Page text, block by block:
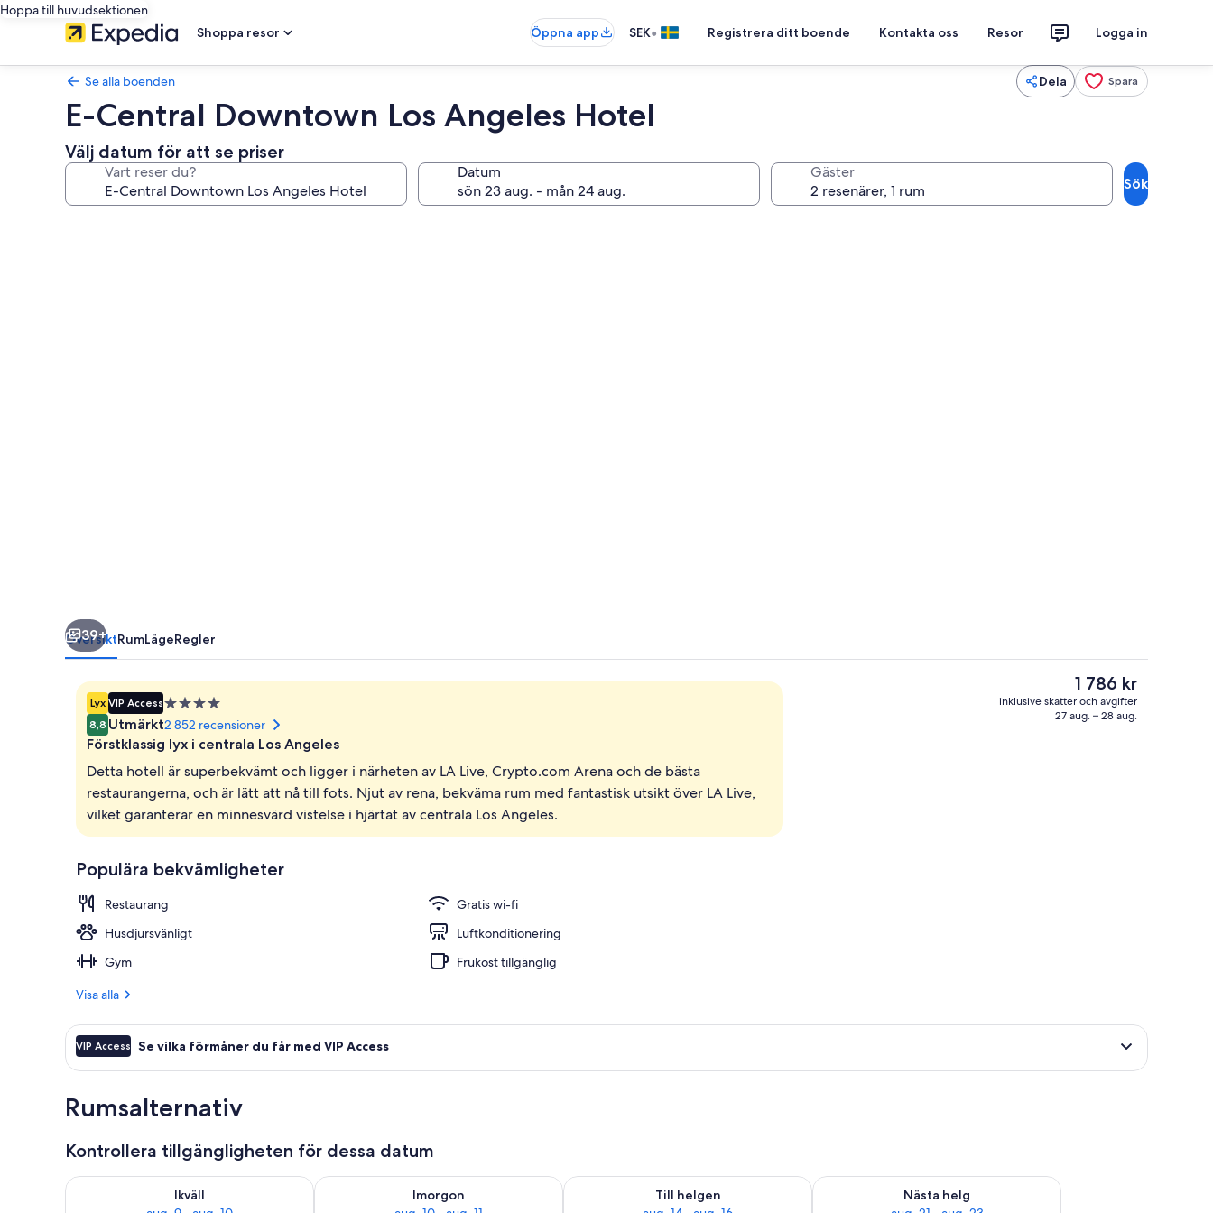
Hoppa till huvudsektionen
Shoppa resor
Öppna app SEK• Registrera ditt boende Kontakta oss Resor Logga in
Se alla boenden Dela Spara
E-Central Downtown Los Angeles Hotel
Välj datum för att se priser
Vart reser du? Datum Gäster
Sök
Boendets fasad
Bar (på boendet)
39+
ÖversiktRumLägeRegler
Lyx VIP Access4.0-
stjärnigt
boende
8,8 Utmärkt2 852 recensioner
Förstklassig lyx i centrala Los Angeles
Detta hotell är superbekvämt och ligger i närheten av LA Live, Crypto.com Arena och de bästa
restaurangerna, och är lätt att nå till fots. Njut av rena, bekväma rum med fantastisk utsikt över LA Live,
vilket garanterar en minnesvärd vistelse i hjärtat av centrala Los Angeles.
Populära bekvämligheter
Restaurang
Gratis wi-fi
Husdjursvänligt
Luftkonditionering
Gym
Frukost tillgänglig
Visa alla
Det
nuvarande
priset
1 786 kr
inklusive skatter och avgifter
27 aug. – 28 aug.
VIP Access Se vilka förmåner du får med VIP Access
Rumsalternativ
Kontrollera tillgängligheten för dessa datum
Ikväll
Kontrollera tillgängligheten för ikväll aug. 9 - aug. 10
Imorgon
Kontrollera tillgängligheten för imorgon aug. 10 - aug. 11
Till helgen
Kontrollera tillgängligheten för den här helgen aug. 14 - aug. 16
Nästa helg
Kontrollera tillgängligheten för nästa helg aug. 21 - aug. 23